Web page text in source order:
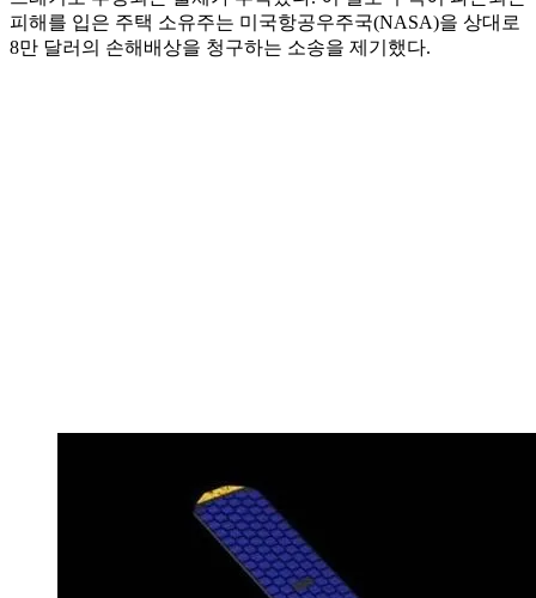
피해를 입은 주택 소유주는 미국항공우주국(NASA)을 상대로
8만 달러의 손해배상을 청구하는 소송을 제기했다.